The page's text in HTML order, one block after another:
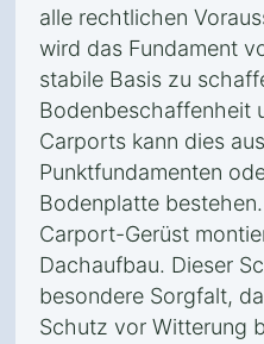
alle rechtlichen
wird das Fundament
stabile Basis zu
Bodenbeschaffenheit
Carports kann dies
Punktfundamenten
Bodenplatte
Carport-Gerüst
Dachaufbau. Dieser
besondere Sorgfalt,
Schutz vor Witterung